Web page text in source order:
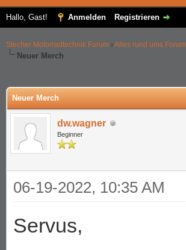
Hallo, Gast! Anmelden Registrieren
Stecher Motorradtechnik Forum › Alles rund ums Forum
Neuer Merch
Neuer Merch
dw.wagner
Beginner
06-19-2022, 10:35 AM
Servus,